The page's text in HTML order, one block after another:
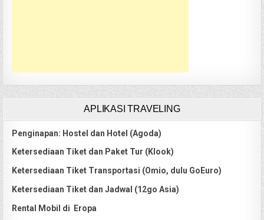
APLIKASI TRAVELING
Penginapan: Hostel dan Hotel (Agoda)
Ketersediaan Tiket dan Paket Tur (Klook)
Ketersediaan Tiket Transportasi (Omio, dulu GoEuro)
Ketersediaan Tiket dan Jadwal (12go Asia)
Rental Mobil di Eropa